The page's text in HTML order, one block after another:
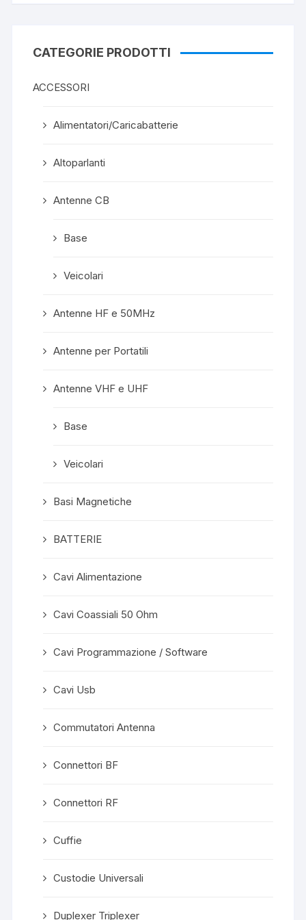
CATEGORIE PRODOTTI
ACCESSORI
Alimentatori/Caricabatterie
Altoparlanti
Antenne CB
Base
Veicolari
Antenne HF e 50MHz
Antenne per Portatili
Antenne VHF e UHF
Base
Veicolari
Basi Magnetiche
BATTERIE
Cavi Alimentazione
Cavi Coassiali 50 Ohm
Cavi Programmazione / Software
Cavi Usb
Commutatori Antenna
Connettori BF
Connettori RF
Cuffie
Custodie Universali
Duplexer Triplexer